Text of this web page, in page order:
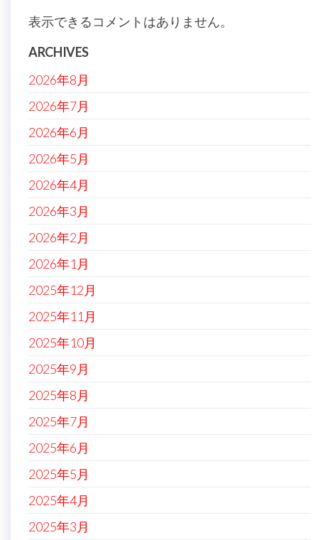
表示できるコメントはありません。
ARCHIVES
2026年8月
2026年7月
2026年6月
2026年5月
2026年4月
2026年3月
2026年2月
2026年1月
2025年12月
2025年11月
2025年10月
2025年9月
2025年8月
2025年7月
2025年6月
2025年5月
2025年4月
2025年3月